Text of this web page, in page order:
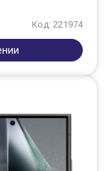
Код: 221974